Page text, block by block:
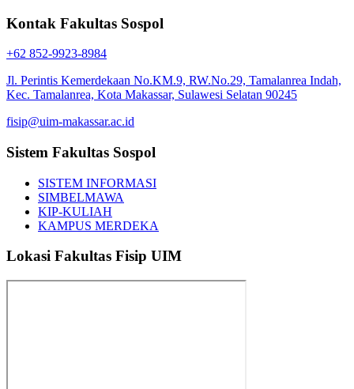
Kontak Fakultas Sospol
+62 852-9923-8984
Jl. Perintis Kemerdekaan No.KM.9, RW.No.29, Tamalanrea Indah,
Kec. Tamalanrea, Kota Makassar, Sulawesi Selatan 90245
fisip@uim-makassar.ac.id
Sistem Fakultas Sospol
SISTEM INFORMASI
SIMBELMAWA
KIP-KULIAH
KAMPUS MERDEKA
Lokasi Fakultas Fisip UIM